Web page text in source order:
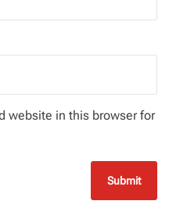
website in this browser for